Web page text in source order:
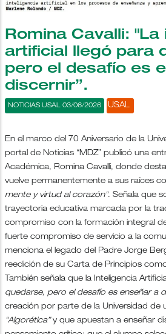
Romina Cavalli:
artificial llegó para
pero el desafío es
discernir”.
USAL
NOTICIAS USAL 03/06/2026
En el marco del 70 Aniversario de la
portal de Noticias “MDZ” publicó una
Académica, Romina Cavalli, donde
vuelve permanentemente a sus raíces
mente y virtud al corazón". Señala que
trayectoria educativa marcada por la
compromiso con la formación integral
fuerte compromiso de servicio a la
menciona el legado del Padre Jorge
reedición de su Carta de Principios
También señala que la Inteligencia
quedarse, pero el desafío es enseñar a
creación por parte de la Universidad de
"Algorética”y que apuestan a enseñar